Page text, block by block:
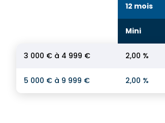
12 mois
Mini
3 000 € à 4 999 € 2,00 %
5 000 € à 9 999 € 2,00 %